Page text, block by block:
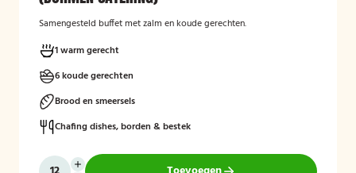
Samengesteld buffet met zalm en koude gerechten.
1 warm gerecht
6 koude gerechten
Brood en smeersels
Chafing dishes, borden & bestek